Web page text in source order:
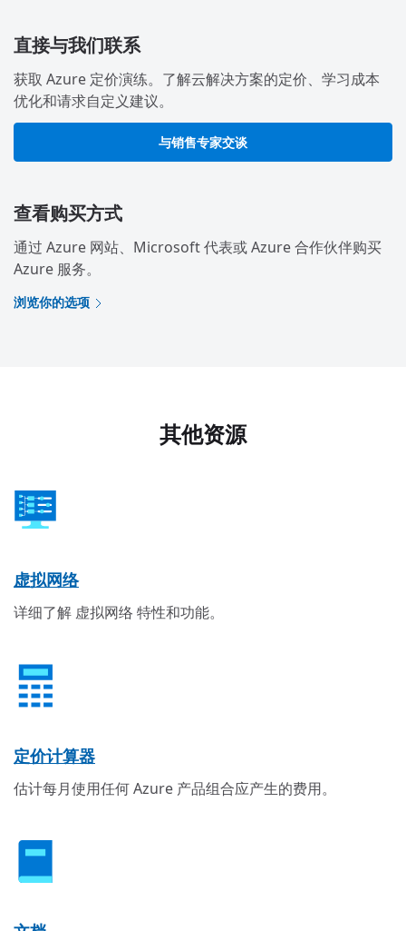
直接与我们联系
获取 Azure 定价演练。了解云解决方案的定价、学习成本
优化和请求自定义建议。
与销售专家交谈
查看购买方式
通过 Azure 网站、Microsoft 代表或 Azure 合作伙伴购买
Azure 服务。
浏览你的选项
其他资源
虚拟网络
详细了解 虚拟网络 特性和功能。
定价计算器
估计每月使用任何 Azure 产品组合应产生的费用。